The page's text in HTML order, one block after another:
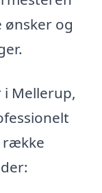
og
Mellerup,
række